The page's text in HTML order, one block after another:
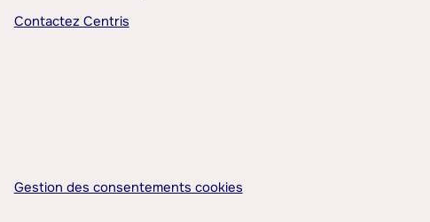
Contactez Centris
Gestion des consentements cookies